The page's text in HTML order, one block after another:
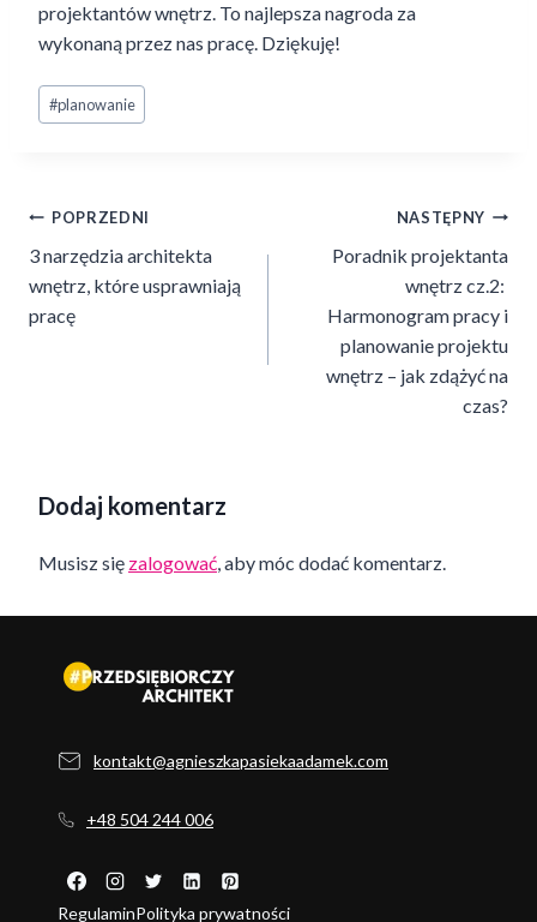
projektantów wnętrz. To najlepsza nagroda za
wykonaną przez nas pracę. Dziękuję!
Tagi
wpisu:
#planowanie
Nawigacja
wpisu
POPRZEDNI
3 narzędzia architekta
wnętrz, które usprawniają
pracę
NASTĘPNY
Poradnik projektanta
wnętrz cz.2:
Harmonogram pracy i
planowanie projektu
wnętrz – jak zdążyć na
czas?
Dodaj komentarz
Musisz się zalogować , aby móc dodać komentarz.
kontakt@agnieszkapasiekaadamek.com
+48 504 244 006
RegulaminPolityka prywatności